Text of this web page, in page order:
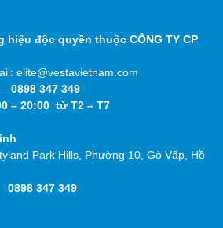
hiệu độc quyền thuộc CÔNG TY CP
elite@vestavietnam.com
– 0898 347 349
– 20:00 từ T2 – T7
Park Hills, Phường 10, Gò Vấp, Hồ
0898 347 349